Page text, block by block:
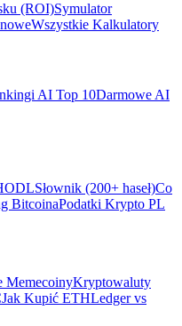
(ROI)Symulator
Wszystkie Kalkulatory
AI Top 10Darmowe AI
Słownik (200+ haseł)Co
BitcoinaPodatki Krypto PL
MemecoinyKryptowaluty
Jak Kupić ETHLedger vs